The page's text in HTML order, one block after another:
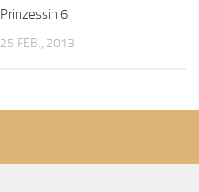
Prinzessin 6
25 FEB., 2013